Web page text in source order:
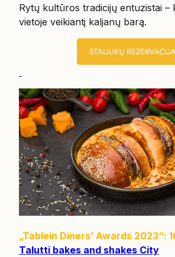
Rytų kultūros tradicijų entuzistai –
vietoje veikiantį kaljanų barą.
„Tablein Diners’ Awards 2023“:
Talutti bakes and shakes City